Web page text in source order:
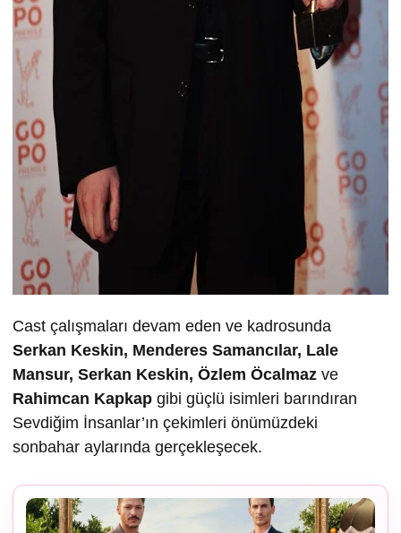
Cast çalışmaları devam eden ve kadrosunda
Serkan Keskin, Menderes Samancılar, Lale
Mansur, Serkan Keskin, Özlem Öcalmaz ve
Rahimcan Kapkap gibi güçlü isimleri barındıran
Sevdiğim İnsanlar’ın çekimleri önümüzdeki
sonbahar aylarında gerçekleşecek.